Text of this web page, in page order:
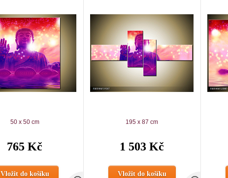
50 x 50 cm
765 Kč
Vložit do košíku
195 x 87 cm
1 503 Kč
Vložit do košíku